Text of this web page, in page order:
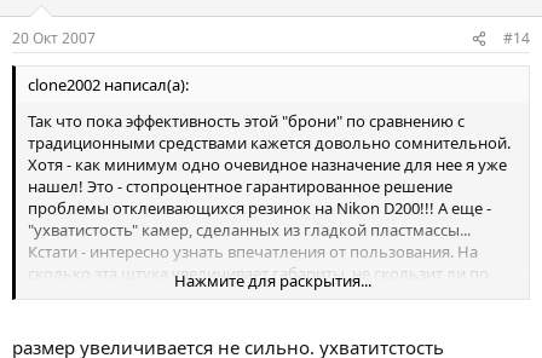
20 Окт 2007 #14
clone2002 написал(а):
Так что пока эффективность этой "брони" по сравнению с
традиционными средствами кажется довольно сомнительной.
Хотя - как минимум одно очевидное назначение для нее я уже
нашел! Это - стопроцентное гарантированное решение
проблемы отклеивающихся резинок на Nikon D200!!! А еще -
"ухватистость" камер, сделанных из гладкой пластмассы...
Кстати - интересно узнать впечатления от пользования. На
сколько эта штука увеличивает габариты, не скользит ли по
корпусу камеры, какая на ощупь? Насколько удобно держать
Нажмите для раскрытия...
размер увеличивается не сильно. ухватитстость